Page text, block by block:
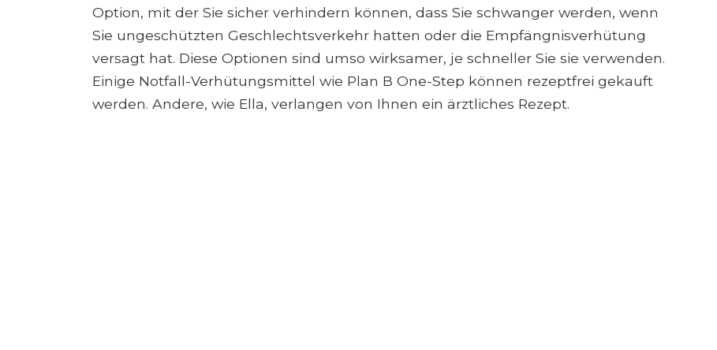
Option, mit der Sie sicher verhindern können, dass Sie schwanger werden, wenn
Sie ungeschützten Geschlechtsverkehr hatten oder die Empfängnisverhütung
versagt hat. Diese Optionen sind umso wirksamer, je schneller Sie sie verwenden.
Einige Notfall-Verhütungsmittel wie Plan B One-Step können rezeptfrei gekauft
werden. Andere, wie Ella, verlangen von Ihnen ein ärztliches Rezept.